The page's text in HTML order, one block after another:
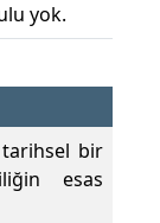
yok.
bir
esas